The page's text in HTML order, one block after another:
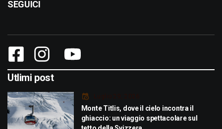
SEGUICI
Utlimi post
Luglio 29, 2026
Monte Titlis, dove il cielo incontra il
ghiaccio: un viaggio spettacolare sul